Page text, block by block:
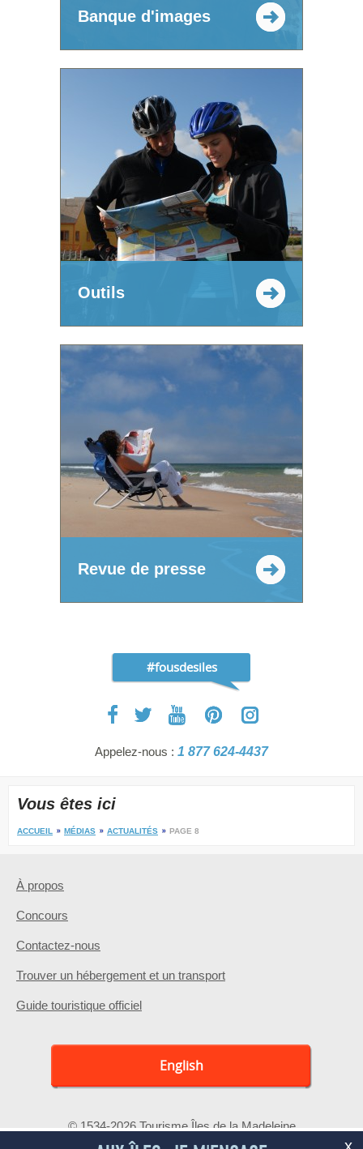
Banque d'images
Outils
Revue de presse
#fousdesiles
Appelez-nous : 1 877 624-4437
Vous êtes ici
ACCUEIL MÉDIAS ACTUALITÉS PAGE 8
À propos
Concours
Contactez-nous
Trouver un hébergement et un transport
Guide touristique officiel
English
© 1534-2026 Tourisme Îles de la Madeleine